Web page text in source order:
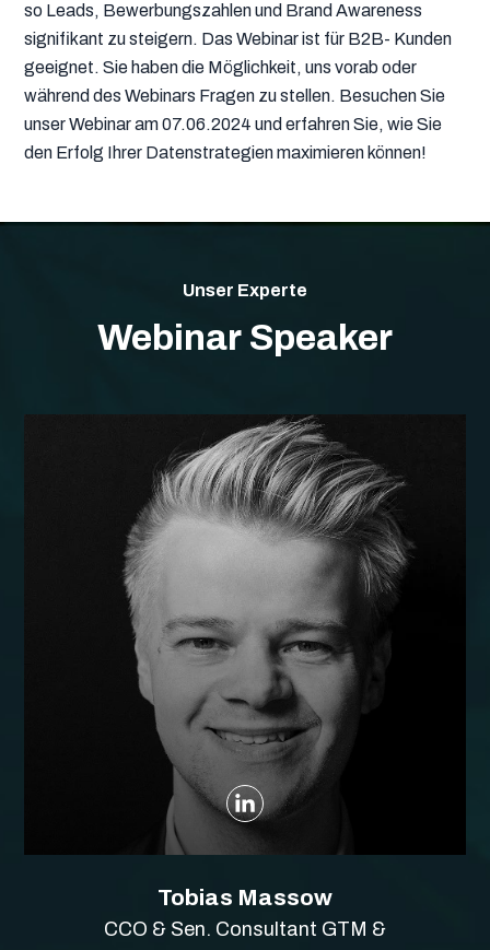
so Leads, Bewerbungszahlen und Brand Awareness
signifikant zu steigern. Das Webinar ist für B2B- Kunden
geeignet. Sie haben die Möglichkeit, uns vorab oder
während des Webinars Fragen zu stellen. Besuchen Sie
unser Webinar am 07.06.2024 und erfahren Sie, wie Sie
den Erfolg Ihrer Datenstrategien maximieren können!
Unser Experte
Webinar Speaker
Tobias Massow
CCO & Sen. Consultant GTM &